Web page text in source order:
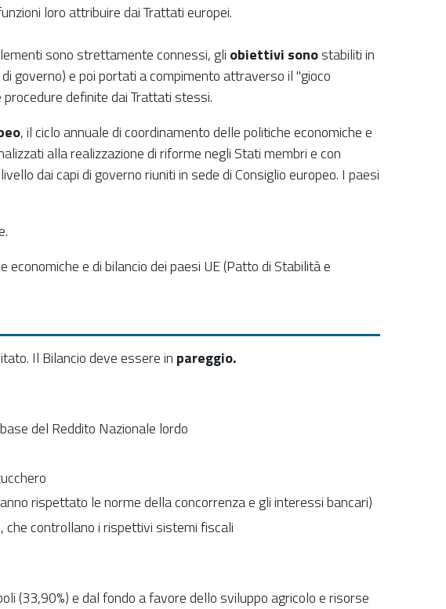
loro attribuire dai Trattati europei.
sono strettamente connessi, gli obiettivi sonostabiliti in
governo) e poi portati a compimento attraverso il "gioco
definite dai Trattati stessi.
, il ciclo annuale di coordinamento delle politiche economiche e
alla realizzazione di riforme negli Stati membri e con
dai capi di governo riuniti in sede di Consiglio europeo. I paesi
e di bilancio dei paesi UE (Patto di Stabilità e
Il Bilancio deve essere in pareggio.
base del Reddito Nazionale lordo
rispettato le norme della concorrenza e gli interessi bancari)
che controllano i rispettivi sistemi fiscali
(33,90%) e dal fondo a favore dello sviluppo agricolo e risorse